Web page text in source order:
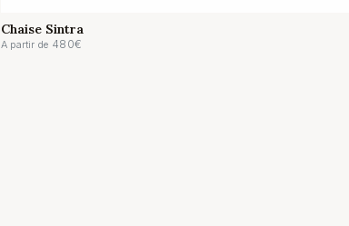
Chaise Sintra
A partir de 480€